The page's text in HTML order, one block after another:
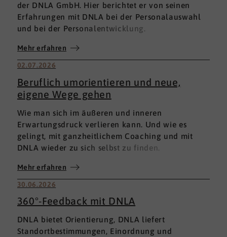
der DNLA GmbH. Hier berichtet er von seinen
Erfahrungen mit DNLA bei der Personalauswahl
und bei der Personalentwicklung.
Mehr erfahren
02.07.2026
Beruflich umorientieren und neue,
eigene Wege gehen
Wie man sich im äußeren und inneren
Erwartungsdruck verlieren kann. Und wie es
gelingt, mit ganzheitlichem Coaching und mit
DNLA wieder zu sich selbst zu finden.
Mehr erfahren
30.06.2026
360°-Feedback mit DNLA
DNLA bietet Orientierung, DNLA liefert
Standortbestimmungen, Einordnung und